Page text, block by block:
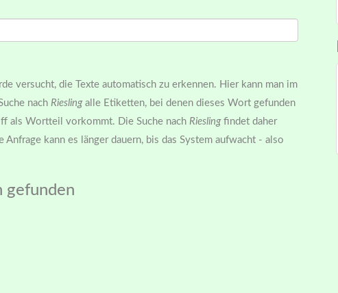
versucht, die Texte automatisch zu erkennen. Hier kann man im
nach Rieslingalle Etiketten, bei denen dieses Wort gefunden
als Wortteil vorkommt. Die Suche nach Rieslingfindet daher
Anfrage kann es länger dauern, bis das System aufwacht - also
gefunden